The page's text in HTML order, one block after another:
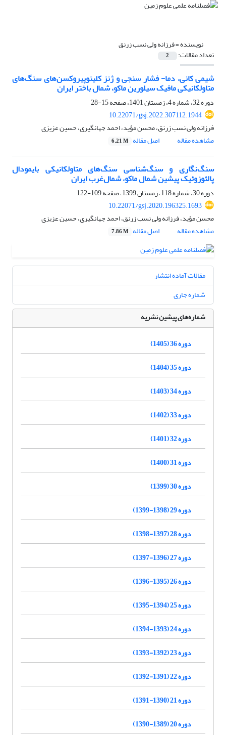
نویسنده =فرزانه ولی نسب زرنق
تعداد مقالات: 2
شیمی کانی، دما- فشار سنجی و ژنز کلینوپیروکسن‌های سنگ‌های
متاولکانیکی مافیک سیلورین ماکو، شمال باختر ایران
دوره 32، شماره 4، زمستان 1401، صفحه
15-28
10.22071/gsj.2022.307112.1944
فرزانه ولی نسب زرنق، محسن مؤید، احمد جهانگیری، حسین عزیزی
مشاهده مقاله
اصل مقاله 6.21 M
سنگ‌نگاری و سنگ‌شناسی سنگ‌های متاولکانیکی بایمودال
پالئوزوئیک پیشین شمال ماکو، شمال‌غرب ایران
دوره 30، شماره 118، زمستان 1399، صفحه
109-122
10.22071/gsj.2020.196325.1693
محسن مؤید، فرزانه ولی نسب زرنق، احمد جهانگیری، حسین عزیزی
مشاهده مقاله
اصل مقاله 7.86 M
مقالات آماده انتشار
شماره جاری
شماره‌های پیشین نشریه
دوره 36 (1405)
دوره 35 (1404)
دوره 34 (1403)
دوره 33 (1402)
دوره 32 (1401)
دوره 31 (1400)
دوره 30 (1399)
دوره 29 (1398-1399)
دوره 28 (1397-1398)
دوره 27 (1396-1397)
دوره 26 (1395-1396)
دوره 25 (1394-1395)
دوره 24 (1393-1394)
دوره 23 (1392-1393)
دوره 22 (1391-1392)
دوره 21 (1390-1391)
دوره 20 (1389-1390)